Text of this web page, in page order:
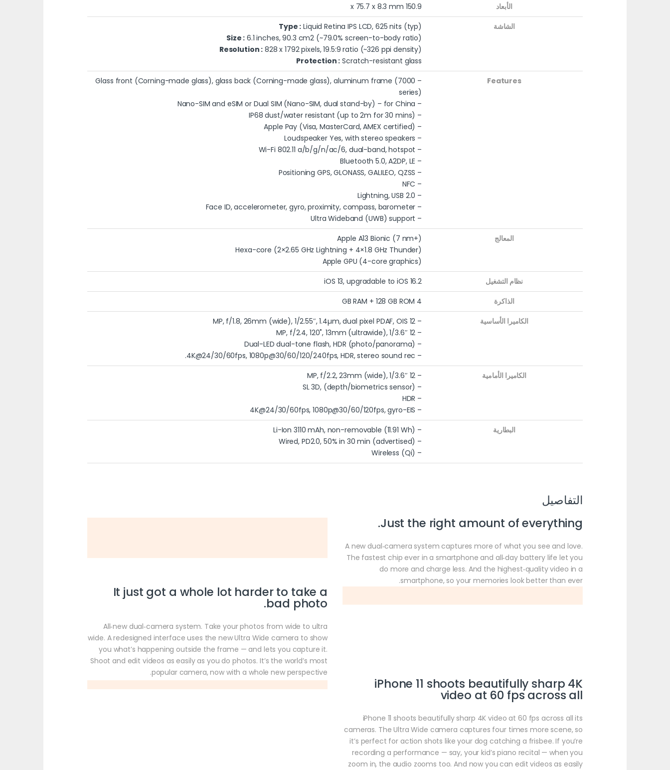
الأبعاد
150.9 x 75.7 x 8.3 mm
الشاشة
Type : Liquid Retina IPS LCD, 625 nits (typ)
Size : 6.1 inches, 90.3 cm2 (~79.0% screen-to-body ratio)
Resolution : 828 x 1792 pixels, 19.5:9 ratio (~326 ppi density)
Protection : Scratch-resistant glass
Features
– Glass front (Corning-made glass), glass back (Corning-made glass), aluminum frame (7000
series)
– Nano-SIM and eSIM or Dual SIM (Nano-SIM, dual stand-by) – for China
– IP68 dust/water resistant (up to 2m for 30 mins)
– Apple Pay (Visa, MasterCard, AMEX certified)
– Loudspeaker Yes, with stereo speakers
– Wi-Fi 802.11 a/b/g/n/ac/6, dual-band, hotspot
– Bluetooth 5.0, A2DP, LE
– Positioning GPS, GLONASS, GALILEO, QZSS
– NFC
– Lightning, USB 2.0
– Face ID, accelerometer, gyro, proximity, compass, barometer
– Ultra Wideband (UWB) support
المعالج
Apple A13 Bionic (7 nm+)
Hexa-core (2×2.65 GHz Lightning + 4×1.8 GHz Thunder)
Apple GPU (4-core graphics)
نظام التشغيل
iOS 13, upgradable to iOS 16.2
الذاكرة
4 GB RAM + 128 GB ROM
الكاميرا الأساسية
– 12 MP, f/1.8, 26mm (wide), 1/2.55″, 1.4µm, dual pixel PDAF, OIS
– 12 MP, f/2.4, 120˚, 13mm (ultrawide), 1/3.6″
– Dual-LED dual-tone flash, HDR (photo/panorama)
– 4K@24/30/60fps, 1080p@30/60/120/240fps, HDR, stereo sound rec.
الكاميرا الأمامية
– 12 MP, f/2.2, 23mm (wide), 1/3.6″
– SL 3D, (depth/biometrics sensor)
– HDR
– 4K@24/30/60fps, 1080p@30/60/120fps, gyro-EIS
البطارية
– Li-Ion 3110 mAh, non-removable (11.91 Wh)
– Wired, PD2.0, 50% in 30 min (advertised)
– Wireless (Qi)
التفاصيل
Just the right amount of everything.
A new dual‑camera system captures more of what you see and love.
The fastest chip ever in a smartphone and all‑day battery life let you
do more and charge less. And the highest‑quality video in a
smartphone, so your memories look better than ever.
It just got a whole lot harder to take a
bad photo.
All‑new dual‑camera system. Take your photos from wide to ultra
wide. A redesigned interface uses the new Ultra Wide camera to show
you what’s happening outside the frame — and lets you capture it.
Shoot and edit videos as easily as you do photos. It’s the world’s most
popular camera, now with a whole new perspective.
iPhone 11 shoots beautifully sharp 4K
video at 60 fps across all
iPhone 11 shoots beautifully sharp 4K video at 60 fps across all its
cameras. The Ultra Wide camera captures four times more scene, so
it’s perfect for action shots like your dog catching a frisbee. If you’re
recording a performance — say, your kid’s piano recital — when you
zoom in, the audio zooms too. And now you can edit videos as easily